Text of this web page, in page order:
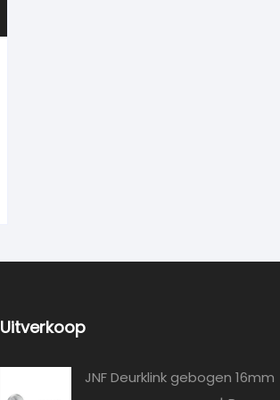
Uitverkoop
JNF Deurklink gebogen 16mm